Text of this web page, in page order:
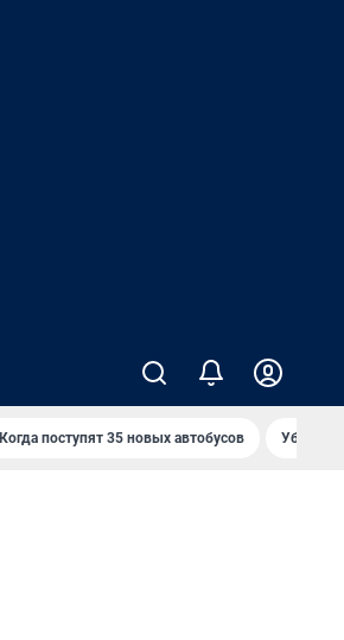
Когда поступят 35 новых автобусов Убийца